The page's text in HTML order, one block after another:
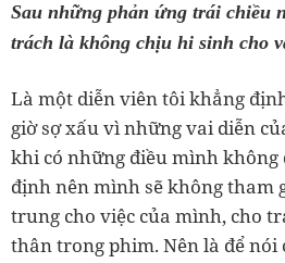
Sau những phản ứng trái chiều
trách là không chịu hi sinh cho
Là một diễn viên tôi khẳng
giờ sợ xấu vì những vai diễn
khi có những điều mình không
định nên mình sẽ không tham
trung cho việc của mình, cho
thân trong phim. Nên là để nói